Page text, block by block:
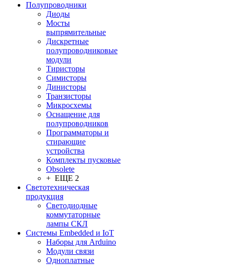
Полупроводники
Диоды
Мосты
выпрямительные
Дискретные
полупроводниковые
модули
Тиристоры
Симисторы
Динисторы
Транзисторы
Микросхемы
Оснащение для
полупроводников
Программаторы и
стирающие
устройства
Комплекты пусковые
Obsolete
+ ЕЩЕ 2
Светотехническая
продукция
Светодиодные
коммутаторные
лампы СКЛ
Системы Embedded и IoT
Наборы для Arduino
Модули связи
Одноплатные